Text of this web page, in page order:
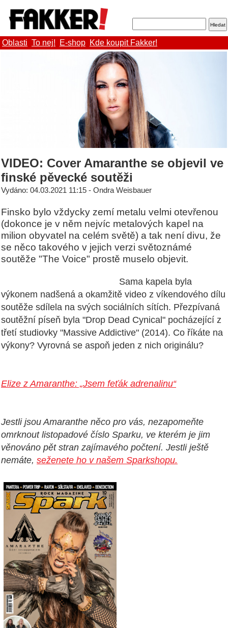
Oblasti To nej! E-shop Kde koupit Fakker!
VIDEO: Cover Amaranthe se objevil ve
finské pěvecké soutěži
Vydáno: 04.03.2021 11:15 - Ondra Weisbauer
Finsko bylo vždycky zemí metalu velmi otevřenou
(dokonce je v něm nejvíc metalových kapel na
milion obyvatel na celém světě) a tak není divu, že
se něco takového v jejich verzi světoznámé
soutěže "The Voice" prostě muselo objevit.
Sama kapela byla
výkonem nadšená a okamžitě video z víkendového dílu
soutěže sdílela na svých sociálních sítích. Přezpívaná
soutěžní píseň byla "Drop Dead Cynical" pocházející z
třetí studiovky "Massive Addictive" (2014). Co říkáte na
výkony? Vyrovná se aspoň jeden z nich originálu?
Elize z Amaranthe: „Jsem feťák adrenalinu“
Jestli jsou Amaranthe něco pro vás, nezapomeňte
omrknout listopadové číslo Sparku, ve kterém je jim
věnováno pět stran zajímavého počtení. Jestli ještě
nemáte, seženete ho v našem Sparkshopu.